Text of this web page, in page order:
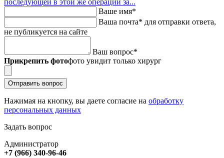
Ваше имя*
Ваша почта* для отправки ответа,
не публикуется на сайте
Ваш вопрос*
Прикрепить фотофото увидит только хирург
Отправить вопрос
Нажимая на кнопку, вы даете согласие на обработку
персональных данных
Задать вопрос
Администратор
+7 (966) 340-96-46